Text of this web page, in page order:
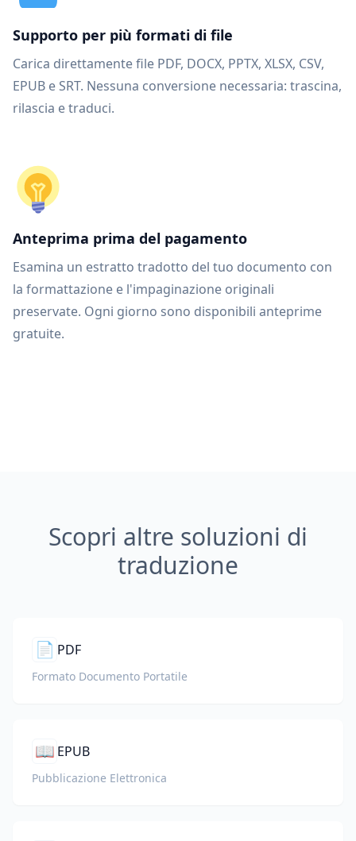
Supporto per più formati di file
Carica direttamente file PDF, DOCX, PPTX, XLSX, CSV,
EPUB e SRT. Nessuna conversione necessaria: trascina,
rilascia e traduci.
Anteprima prima del pagamento
Esamina un estratto tradotto del tuo documento con
la formattazione e l'impaginazione originali
preservate. Ogni giorno sono disponibili anteprime
gratuite.
Scopri altre soluzioni di
traduzione
📄 PDF
Formato Documento Portatile
📖 EPUB
Pubblicazione Elettronica